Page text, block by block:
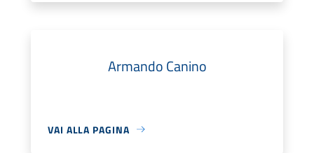
Armando Canino
VAI ALLA PAGINA